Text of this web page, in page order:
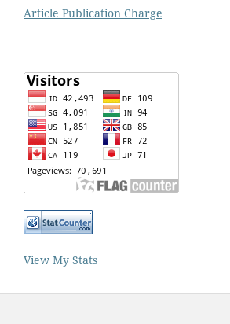
Article Publication Charge
View My Stats